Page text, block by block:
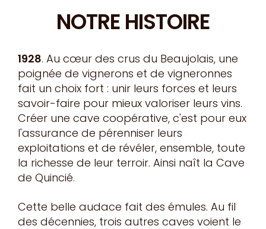
NOTRE HISTOIRE
1928. Au cœur des crus du Beaujolais, une
poignée de vignerons et de vigneronnes
fait un choix fort : unir leurs forces et leurs
savoir-faire pour mieux valoriser leurs vins.
Créer une cave coopérative, c'est pour eux
l'assurance de pérenniser leurs
exploitations et de révéler, ensemble, toute
la richesse de leur terroir. Ainsi naît la Cave
de Quincié.
Cette belle audace fait des émules. Au fil
des décennies, trois autres caves voient le